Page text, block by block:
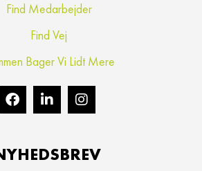
Find Medarbejder
Find Vej
Bager Vi Lidt Mere